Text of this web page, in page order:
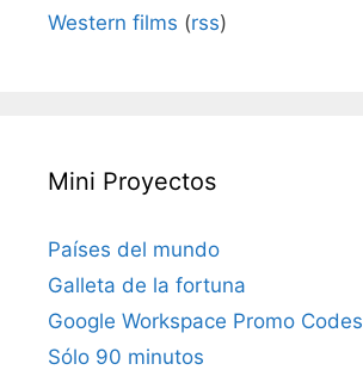
Western films (rss)
Mini Proyectos
Países del mundo
Galleta de la fortuna
Google Workspace Promo Codes
Sólo 90 minutos